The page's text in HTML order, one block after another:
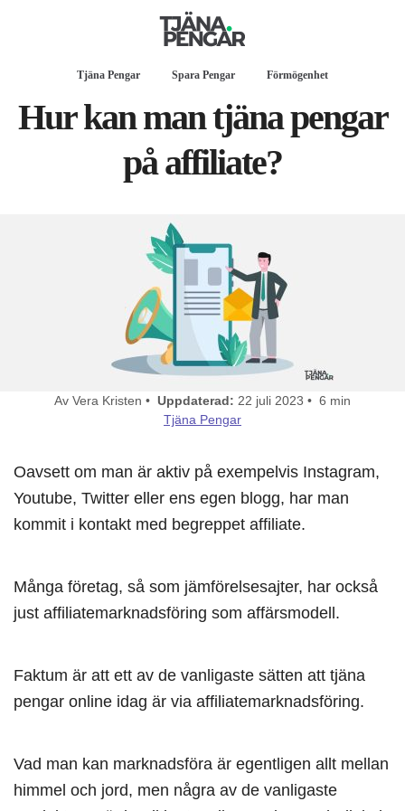
Tjäna Pengar Spara Pengar Förmögenhet
Hur kan man tjäna pengar
på affiliate?
Av Vera Kristen • Uppdaterad: 22 juli 2023 • 6 min
Tjäna Pengar
Oavsett om man är aktiv på exempelvis Instagram,
Youtube, Twitter eller ens egen blogg, har man
kommit i kontakt med begreppet affiliate.
Många företag, så som jämförelsesajter, har också
just affiliatemarknadsföring som affärsmodell.
Faktum är att ett av de vanligaste sätten att tjäna
pengar online idag är via affiliatemarknadsföring.
Vad man kan marknadsföra är egentligen allt mellan
himmel och jord, men några av de vanligaste